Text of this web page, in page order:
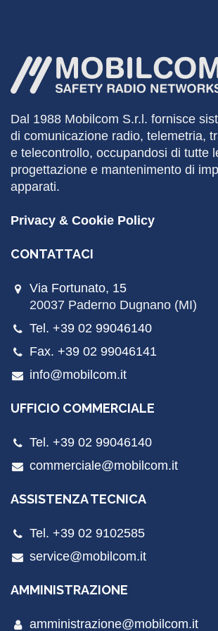
Dal 1988 Mobilcom S.r.l. fornisce
di comunicazione radio, telemetria,
e telecontrollo, occupandosi di tutte
progettazione e mantenimento di
apparati.
Privacy & Cookie Policy
CONTATTACI
Via Fortunato, 15
20037 Paderno Dugnano (MI)
Tel. +39 02 99046140
Fax. +39 02 99046141
info@mobilcom.it
UFFICIO COMMERCIALE
Tel. +39 02 99046140
commerciale@mobilcom.it
ASSISTENZA TECNICA
Tel. +39 02 9102585
service@mobilcom.it
AMMINISTRAZIONE
amministrazione@mobilcom.it